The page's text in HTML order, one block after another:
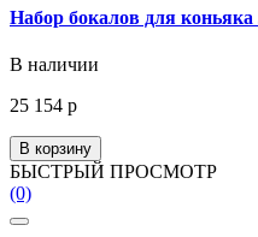
Набор бокалов для
В наличии
25 154 р
В корзину
БЫСТРЫЙ ПРОСМОТР
(0)